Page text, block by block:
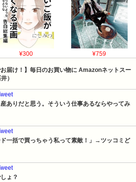
¥300 ¥759
届け！】毎日のお買い物に Amazonネットスー
）
ありだと思う。そういう仕事あるならやってみ
一括で買っちゃう私って素敵！」→ツッコミど
ょ？